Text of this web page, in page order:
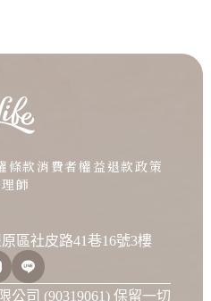
條款消費者權益 退款政策
師
區社皮路41巷16號3樓
公司 (90319061) 保留一切